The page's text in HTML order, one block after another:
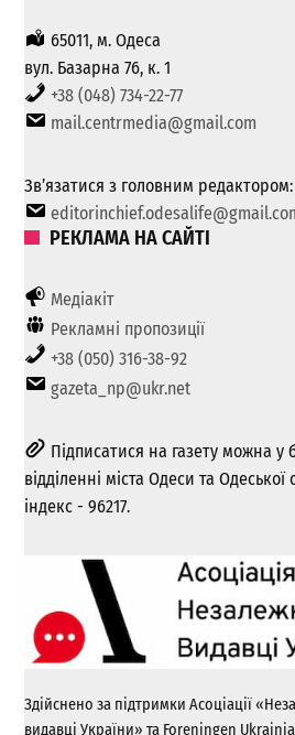
65011, м. Одеса
вул. Базарна 76, к. 1
+38 (048) 734-22-77
mail.centrmedia@gmail.com
Зв’язатися з головним редактором:
РЕКЛАМА НА САЙТІ
Медіакіт
Рекламні пропозиції
+38 (050) 316-38-92
gazeta_np@ukr.net
Підписатися на газету можна
відділенні міста Одеси та
індекс - 96217.
Здійснено за підтримки Асоціації
видавці України» та Foreningen